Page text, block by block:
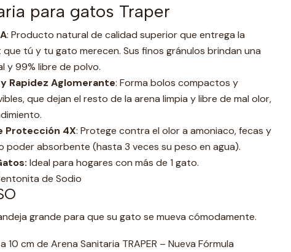
para gatos Traper
: Producto natural de calidad superior que entrega la
tú y tu gato merecen. Sus finos gránulos brindan una
y 99% libre de polvo.
Rapidez Aglomerante: Forma bolos compactos y
que dejan el resto de la arena limpia y libre de mal olor,
Protección 4X: Protege contra el olor a amoniaco, fecas y
poder absorbente (hasta 3 veces su peso en agua).
Ideal para hogares con más de 1 gato.
de Sodio
grande para que su gato se mueva cómodamente.
10 cm de Arena Sanitaria TRAPER – Nueva Fórmula